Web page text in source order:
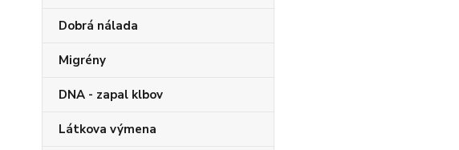
Dobrá nálada
Migrény
DNA - zapal klbov
Látkova výmena